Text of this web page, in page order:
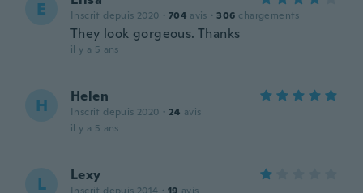
E Inscrit depuis 2020 · 704 avis · 306 chargements
They look gorgeous. Thanks
il y a 5 ans
H Helen
Inscrit depuis 2020 · 24 avis
il y a 5 ans
L Lexy